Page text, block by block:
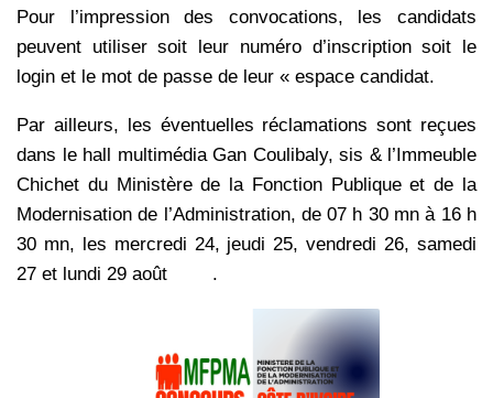
Pour l’impression des convocations, les candidats
peuvent utiliser soit leur numéro d’inscription soit le
login et le mot de passe de leur « espace candidat.
Par ailleurs, les éventuelles réclamations sont reçues
dans le hall multimédia Gan Coulibaly, sis & l’Immeuble
Chichet du Ministère de la Fonction Publique et de la
Modernisation de l’Administration, de 07 h 30 mn à 16 h
30 mn, les mercredi 24, jeudi 25, vendredi 26, samedi
27 et lundi 29 août
.